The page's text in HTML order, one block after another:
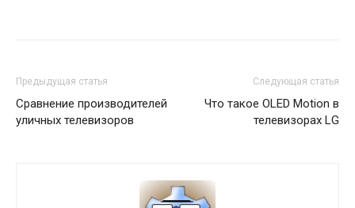
Предыдущая статья
Сравнение производителей
уличных телевизоров
Следующая статья
Что такое OLED Motion в
телевизорах LG